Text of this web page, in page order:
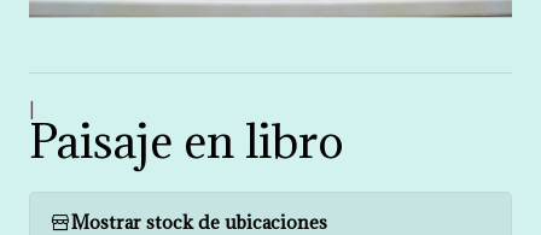
Paisaje en libro
Mostrar stock de ubicaciones